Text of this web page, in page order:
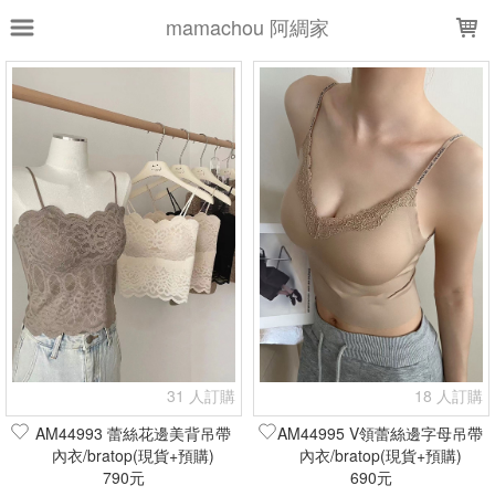
mamachou 阿綢家
上架時間
樣式尺寸篩選
全部樣式 黑 白 膚
奶白
奶膚 咖啡 粉膚
棕
棗紅
全部尺寸 S M L
XL
2XL
32/70AB 36/80AB 38/85AB
現貨商品
篩選
31 人訂購
AM44993 蕾絲花邊美背吊帶
內衣/bratop(現貨+預購)
790元
18 人訂購
AM44995 V領蕾絲邊字母吊帶
內衣/bratop(現貨+預購)
690元